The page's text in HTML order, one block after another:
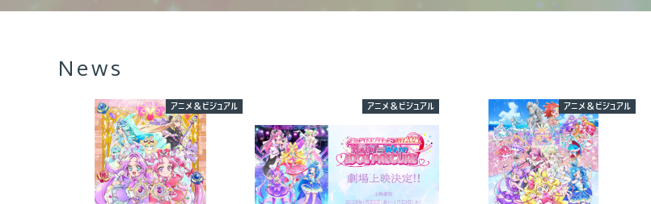
News
アニメ＆ビジュアル アニメ＆ビジュアル アニメ＆ビジュアル